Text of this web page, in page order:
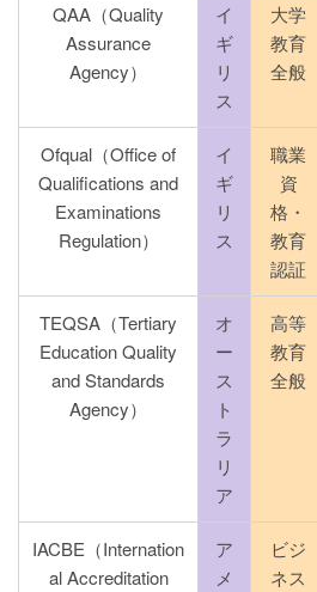
QAA（Quality
Assurance
Agency）
イ
ギ
リ
ス
大学
教育
全般
Ofqual（Office of
Qualifications and
Examinations
Regulation）
イ
ギ
リ
ス
職業
資
格・
教育
認証
TEQSA（Tertiary
Education Quality
and Standards
Agency）
オ
ー
ス
ト
ラ
リ
ア
高等
教育
全般
IACBE（Internation
al Accreditation
ア
メ
ビジ
ネス